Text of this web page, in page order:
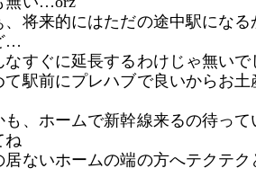
、将来的にはただの途中駅にな
…
なすぐに延長するわけじゃ無いで
て駅前にプレハブで良いからお
も、ホームで新幹線来るの待っ
ね
居ないホームの端の方へテクテ